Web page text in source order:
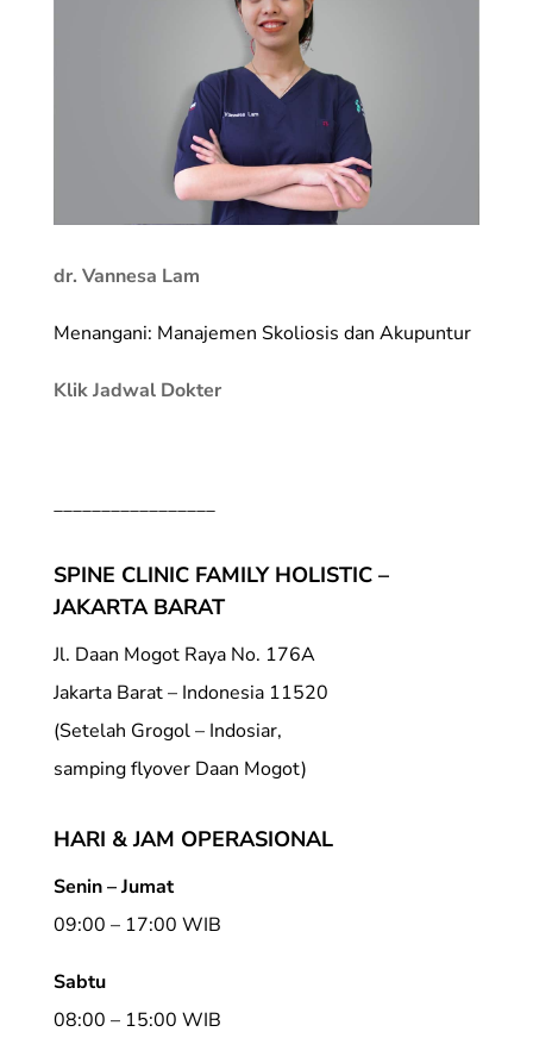
dr. Vannesa Lam
Menangani: Manajemen Skoliosis dan Akupuntur
Klik Jadwal Dokter
_________________
SPINE CLINIC FAMILY HOLISTIC –
JAKARTA BARAT
Jl. Daan Mogot Raya No. 176A
Jakarta Barat – Indonesia 11520
(Setelah Grogol – Indosiar,
samping flyover Daan Mogot)
HARI & JAM OPERASIONAL
Senin – Jumat
09:00 – 17:00 WIB
Sabtu
08:00 – 15:00 WIB